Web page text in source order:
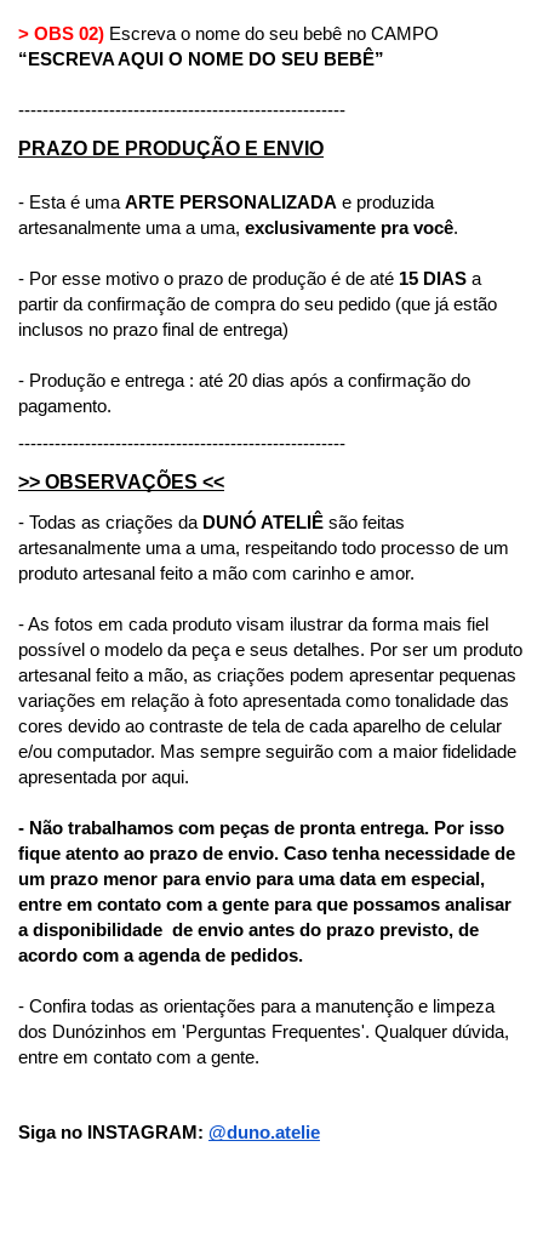
> OBS 02)
“ESCREVA AQUI O NOME DO SEU BEBÊ”
------------------------------------------------------
PRAZO DE PRODUÇÃO E ENVIO
- Esta é uma ARTE PERSONALIZADA e produzida
artesanalmente uma a uma, exclusivamente pra você.
- Por esse motivo o prazo de produção é de até 15 DIAS a
partir da confirmação de compra do seu pedido (que já estão
inclusos no prazo final de entrega)
- Produção e entrega : até 20 dias após a confirmação do
pagamento.
------------------------------------------------------
>> OBSERVAÇÕES <<
- Todas as criações da DUNÓ ATELIÊ são feitas
artesanalmente uma a uma, respeitando todo processo de um
produto artesanal feito a mão com carinho e amor.
- As fotos em cada produto visam ilustrar da forma mais fiel
possível o modelo da peça e seus detalhes. Por ser um produto
artesanal feito a mão, as criações podem apresentar pequenas
variações em relação à foto apresentada como tonalidade das
cores devido ao contraste de tela de cada aparelho de celular
e/ou computador. Mas sempre seguirão com a maior fidelidade
apresentada por aqui.
- Não trabalhamos com peças de pronta entrega. Por isso
fique atento ao prazo de envio. Caso tenha necessidade de
um prazo menor para envio para uma data em especial,
entre em contato com a gente para que possamos analisar
a disponibilidade  de envio antes do prazo previsto, de
acordo com a agenda de pedidos.
- Confira todas as orientações para a manutenção e limpeza
dos Dunózinhos em 'Perguntas Frequentes'. Qualquer dúvida,
entre em contato com a gente.
Siga no INSTAGRAM: @duno.atelie